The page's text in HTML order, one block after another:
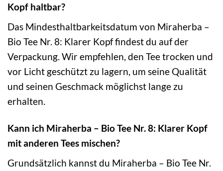
Kopf haltbar?
Das Mindesthaltbarkeitsdatum von Miraherba –
Bio Tee Nr. 8: Klarer Kopf findest du auf der
Verpackung. Wir empfehlen, den Tee trocken und
vor Licht geschützt zu lagern, um seine Qualität
und seinen Geschmack möglichst lange zu
erhalten.
Kann ich Miraherba – Bio Tee Nr. 8: Klarer Kopf
mit anderen Tees mischen?
Grundsätzlich kannst du Miraherba – Bio Tee Nr.